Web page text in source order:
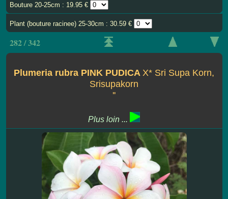
Bouture 20-25cm : 19.95 €
Plant (bouture racinee) 25-30cm : 30.59 €
282 / 342
Plumeria rubra PINK PUDICA X* Sri Supa Korn,
Srisupakorn
''
Plus loin ...